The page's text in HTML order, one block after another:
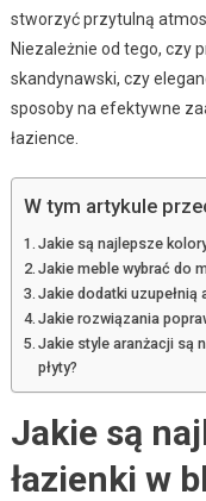
stworzyć przytulną
Niezależnie od tego, czy
skandynawski, czy
sposoby na efektywne
łazience.
W tym artykule
Jakie są najlepsze
Jakie meble wybrać do
Jakie dodatki uzupełnią
Jakie rozwiązania
Jakie style aranżacji są
płyty?
Jakie są
łazienki w